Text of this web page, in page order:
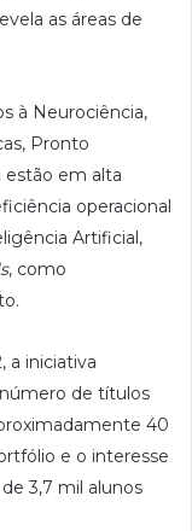
as áreas de
à Neurociência,
Pronto
em alta
operacional
Artificial,
, como
a iniciativa
de títulos
40
e o interesse
3,7 mil alunos